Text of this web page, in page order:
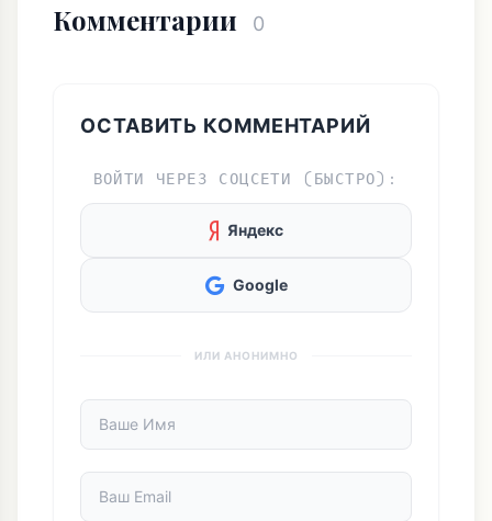
Комментарии 0
ОСТАВИТЬ КОММЕНТАРИЙ
ВОЙТИ ЧЕРЕЗ СОЦСЕТИ (БЫСТРО):
Яндекс
Google
ИЛИ АНОНИМНО